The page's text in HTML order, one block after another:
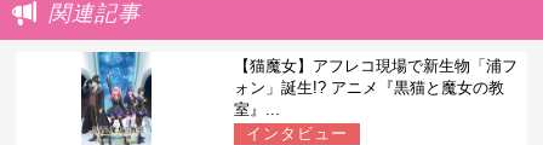
関連記事
【猫魔女】アフレコ現場で新生物「浦フ
ォン」誕生!? アニメ『黒猫と魔女の教
室』...
インタビュー